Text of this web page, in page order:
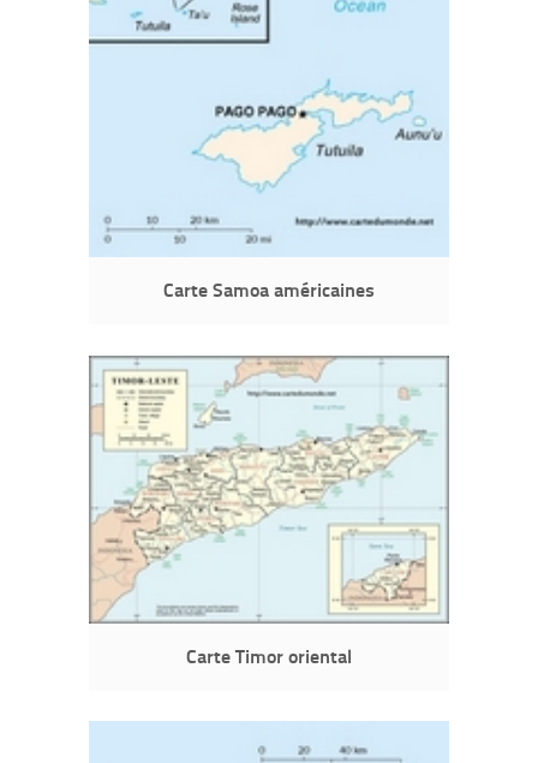
Carte Samoa américaines
Carte Timor oriental